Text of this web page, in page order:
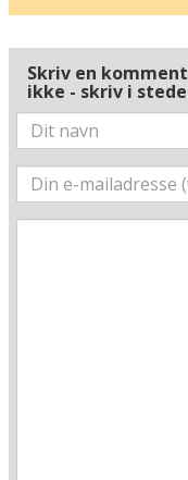
Her ligger hotellet
Vis alle
Skriv en
ikke - skriv i